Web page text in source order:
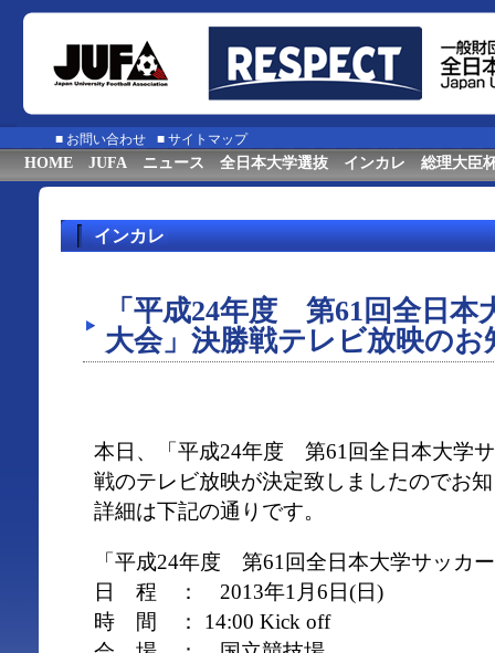
■ お問い合わせ ■ サイトマップ
HOME JUFA ニュース 全日本大学選抜 インカレ 総理大臣
インカレ
「平成24年度 第61回全日本
大会」決勝戦テレビ放映のお
本日、「平成24年度 第61回全日本大学
戦のテレビ放映が決定致しましたのでお
詳細は下記の通りです。
「平成24年度 第61回全日本大学サッカ
日 程 ： 2013年1月6日(日)
時 間 ： 14:00 Kick off